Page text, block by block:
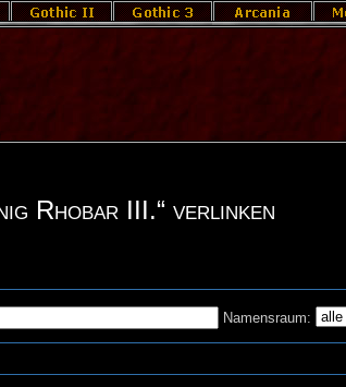
Rhobar III.“ verlinken
Namensraum: